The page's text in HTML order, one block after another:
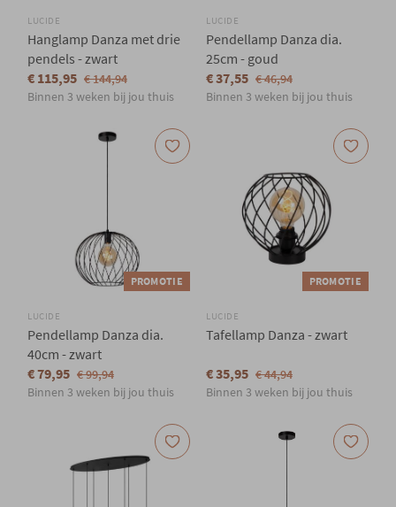
LUCIDE
Hanglamp Danza met drie
pendels - zwart
€ 115,95 € 144,94
Binnen 3 weken bij jou thuis
LUCIDE
Pendellamp Danza dia.
25cm - goud
€ 37,55 € 46,94
Binnen 3 weken bij jou thuis
PROMOTIE
LUCIDE
Pendellamp Danza dia.
40cm - zwart
€ 79,95 € 99,94
Binnen 3 weken bij jou thuis
PROMOTIE
LUCIDE
Tafellamp Danza - zwart
€ 35,95 € 44,94
Binnen 3 weken bij jou thuis